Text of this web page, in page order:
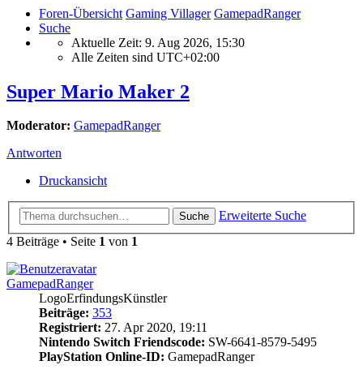
Foren-Übersicht Gaming Villager GamepadRanger
Suche
Aktuelle Zeit: 9. Aug 2026, 15:30
Alle Zeiten sind UTC+02:00
Super Mario Maker 2
Moderator: GamepadRanger
Antworten
Druckansicht
Suche
Erweiterte Suche
4 Beiträge • Seite 1 von 1
GamepadRanger
LogoErfindungsKünstler
Beiträge: 353
Registriert: 27. Apr 2020, 19:11
Nintendo Switch Friendscode: SW-6641-8579-5495
PlayStation Online-ID: GamepadRanger